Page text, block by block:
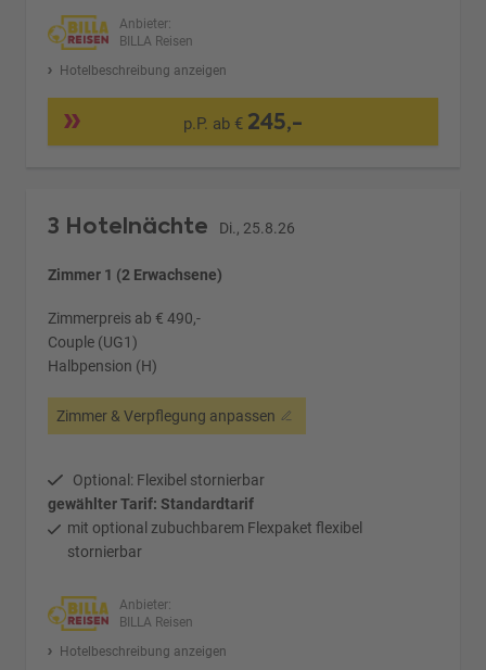
Anbieter:
BILLA Reisen
Hotelbeschreibung anzeigen
p.P. ab € 245,-
3 Hotelnächte Di., 25.8.26
Zimmer 1 (2 Erwachsene)
Zimmerpreis ab € 490,-
Couple (UG1)
Halbpension (H)
Zimmer & Verpflegung anpassen
Optional: Flexibel stornierbar
gewählter Tarif: Standardtarif
mit optional zubuchbarem Flexpaket flexibel
stornierbar
Anbieter:
BILLA Reisen
Hotelbeschreibung anzeigen